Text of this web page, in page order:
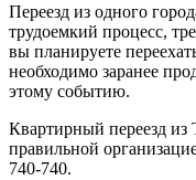
Переезд из одного
трудоемкий процесс,
вы планируете
необходимо заранее
этому событию.
Квартирный переезд из
правильной
740-740.